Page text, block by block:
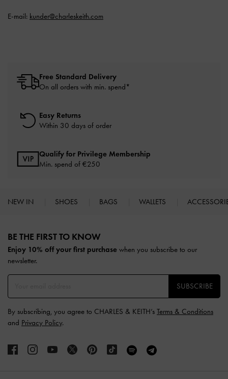
E-mail: kunder@charleskeith.com
Free Standard Delivery
On all orders with min. spend*
Easy Returns
Within 30 days of order
Qualify for Privilege Membership
Min. spend of €250
NEW IN SHOES BAGS WALLETS
BE THE FIRST TO KNOW​
Enjoy 10% off your first purchase when you subscribe to our
newsletter.
SUBSCRIBE
By subscribing, you agree to CHARLES & KEITH’s Terms & Conditions
and Privacy Policy.